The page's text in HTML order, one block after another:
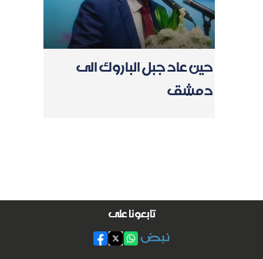
حين عاد جبل الباروك الى
دمشق
تابعونا على